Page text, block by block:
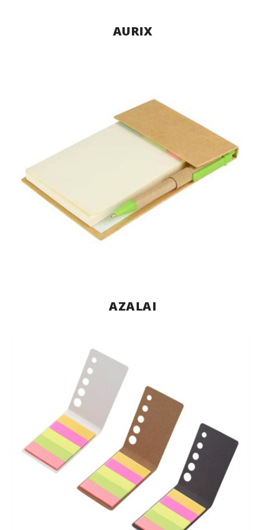
AURIX
AZALAI